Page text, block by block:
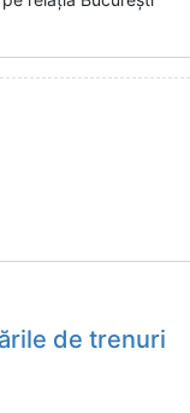
de trenuri